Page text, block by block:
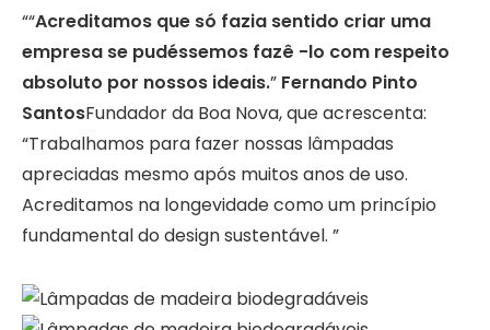
““Acreditamos que só fazia sentido criar uma
empresa se pudéssemos fazê -lo com respeito
absoluto por nossos ideais.” Fernando Pinto
SantosFundador da Boa Nova, que acrescenta:
“Trabalhamos para fazer nossas lâmpadas
apreciadas mesmo após muitos anos de uso.
Acreditamos na longevidade como um princípio
fundamental do design sustentável. ”